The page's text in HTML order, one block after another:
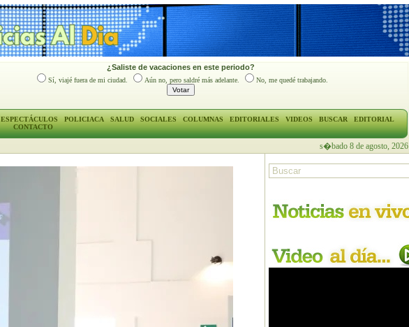
¿Saliste de vacaciones en este periodo?
Sí, viajé fuera de mi ciudad. Aún no, pero saldré más adelante. No, me quedé trabajando.
ESPECTÁCULOS POLICIACA SALUD SOCIALES COLUMNAS EDITORIALES VIDEOS BUSCAR
EDITORIAL
CONTACTO
s�bado 8 de agosto, 2026